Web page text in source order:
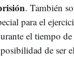
. También
para el
el tiempo
de ser